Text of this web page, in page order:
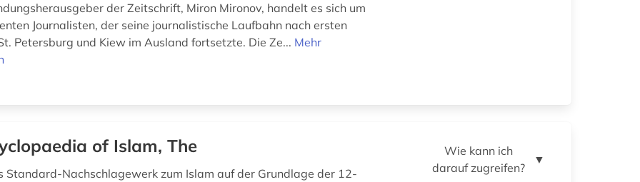
der Zeitschrift, Miron Mironov, handelt es sich um
Journalisten, der seine journalistische Laufbahn nach ersten
Petersburg und Kiew im Ausland fortsetzte. Die Ze... Mehr
of Islam, The
Standard-Nachschlagewerk zum Islam auf der Grundlage der 12-
Wie kann ich
darauf zugreifen?
▼